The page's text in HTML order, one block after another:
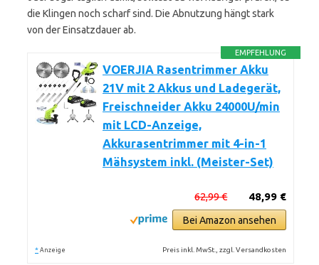
die Klingen noch scharf sind. Die Abnutzung hängt stark
von der Einsatzdauer ab.
EMPFEHLUNG
VOERJIA Rasentrimmer Akku
21V mit 2 Akkus und Ladegerät,
Freischneider Akku 24000U/min
mit LCD-Anzeige,
Akkurasentrimmer mit 4-in-1
Mähsystem inkl. (Meister-Set)
48,99 €
62,99 €
Bei Amazon ansehen
* Anzeige Preis inkl. MwSt., zzgl. Versandkosten